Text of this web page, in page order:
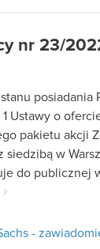
nr 23/
posiadania
Ustawy o
pakietu akcji
siedzibą w
do publicznej
-